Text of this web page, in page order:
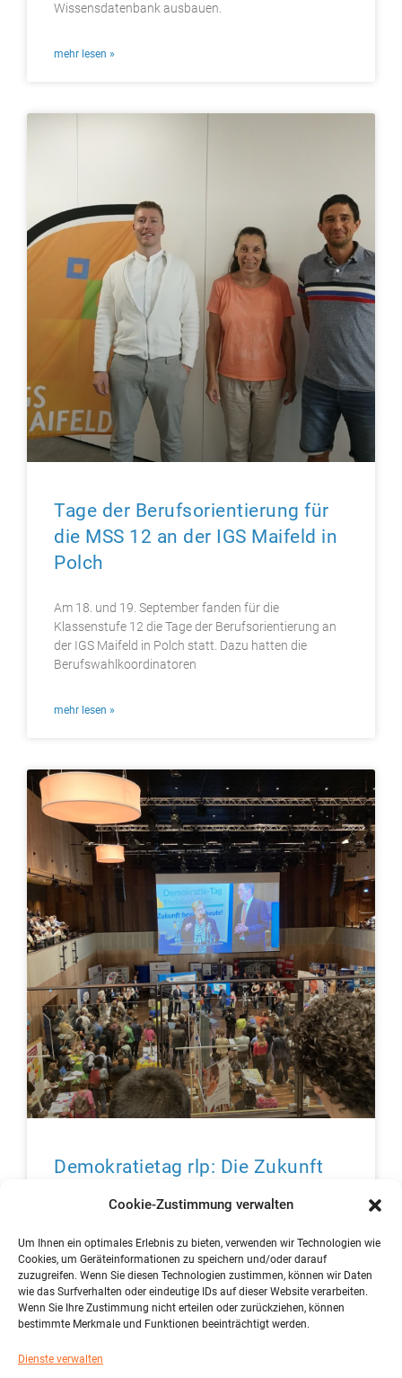
Cookie-Zustimmung verwalten
Um Ihnen ein optimales Erlebnis zu bieten, verwenden wir Technologien wie
Cookies, um Geräteinformationen zu speichern und/oder darauf
zuzugreifen. Wenn Sie diesen Technologien zustimmen, können wir Daten
wie das Surfverhalten oder eindeutige IDs auf dieser Website verarbeiten.
Wenn Sie Ihre Zustimmung nicht erteilen oder zurückziehen, können
bestimmte Merkmale und Funktionen beeinträchtigt werden.
Dienste verwalten
Wissensdatenbank ausbauen.
mehr lesen »
Tage der Berufsorientierung für
die MSS 12 an der IGS Maifeld in
Polch
Am 18. und 19. September fanden für die
Klassenstufe 12 die Tage der Berufsorientierung an
der IGS Maifeld in Polch statt. Dazu hatten die
Berufswahlkoordinatoren
mehr lesen »
Demokratietag rlp: Die Zukunft
beginnt heute – LK Sozi 13 war in
Ingelheim mit dabei – weitere
Infos folgen
mehr lesen »
« vorher 1